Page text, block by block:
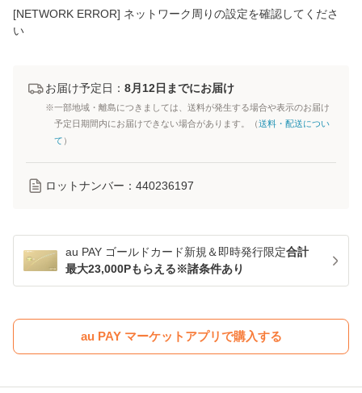
[NETWORK ERROR] ネットワーク周りの設定を確認してくださ
い
お届け予定日： 8月12日までにお届け
※一部地域・離島につきましては、送料が発生する場合や表示のお届け
予定日期間内にお届けできない場合があります。（送料・配送につい
て ）
ロットナンバー： 440236197
au PAY ゴールドカード新規＆即時発行限定合計
最大23,000Pもらえる※諸条件あり
au PAY マーケットアプリで購入する